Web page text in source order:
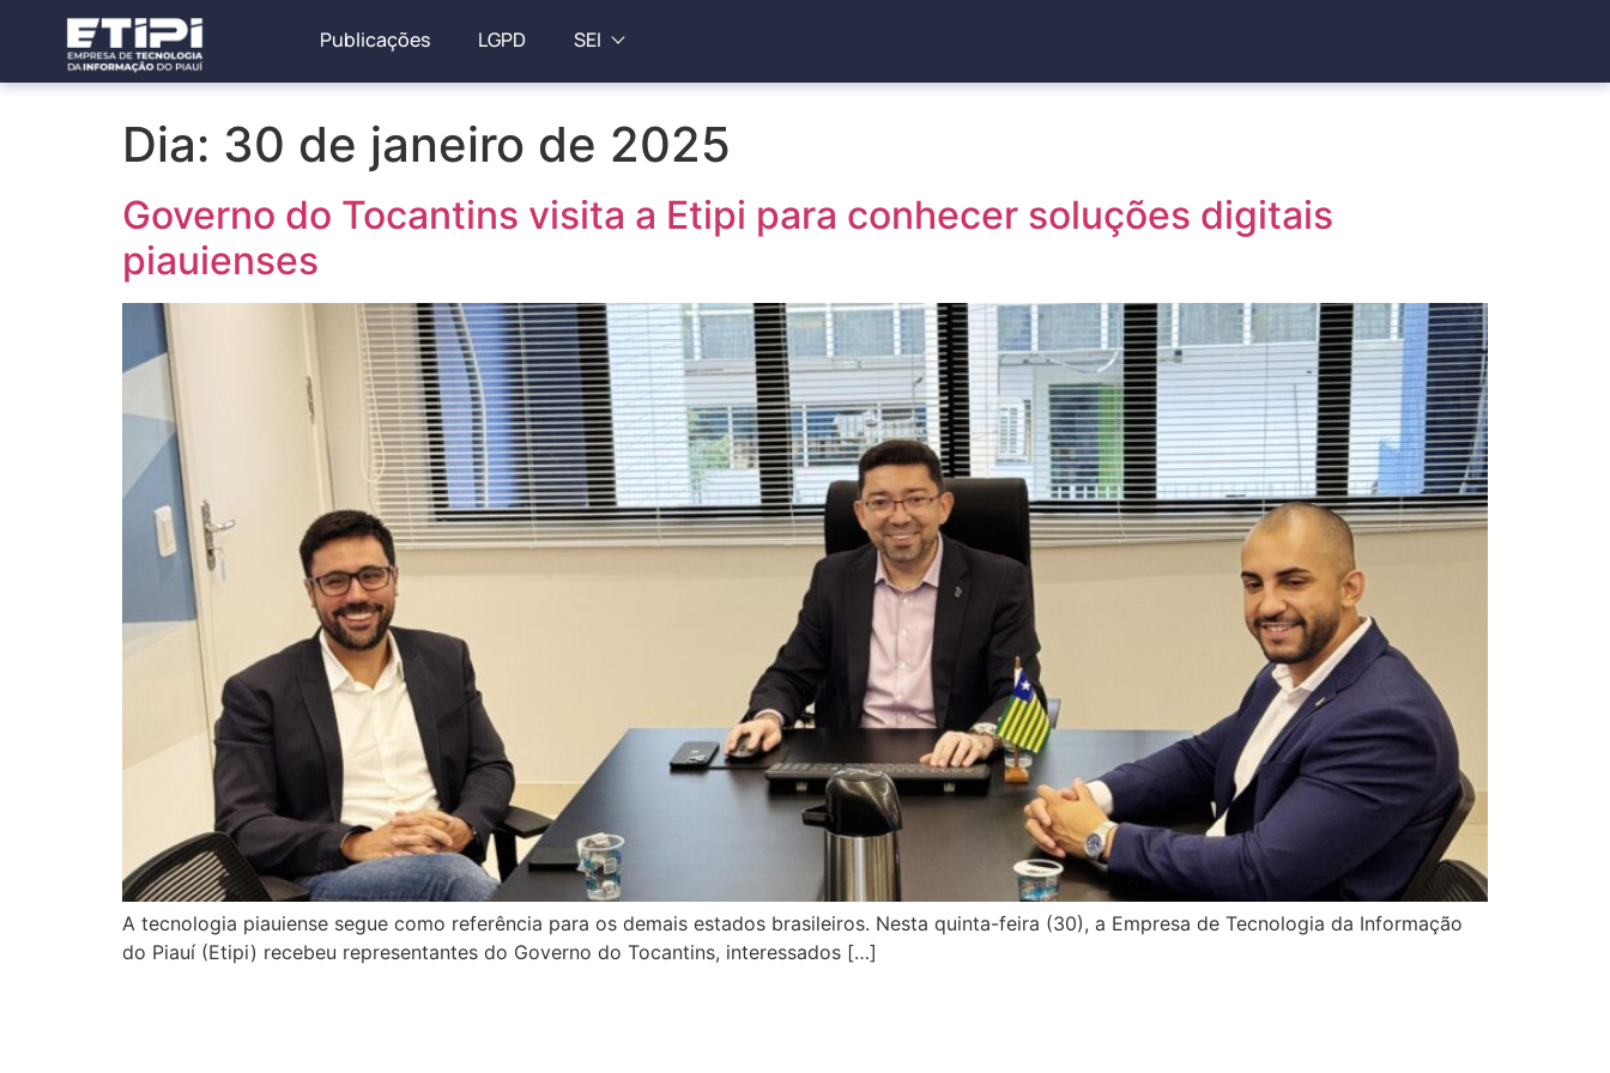
Publicações LGPD SEI
Dia: 30 de janeiro de 2025
Governo do Tocantins visita a Etipi para conhecer soluções digitais
piauienses
A tecnologia piauiense segue como referência para os demais estados brasileiros. Nesta quinta-feira (30), a Empresa de Tecnologia da Informação
do Piauí (Etipi) recebeu representantes do Governo do Tocantins, interessados […]